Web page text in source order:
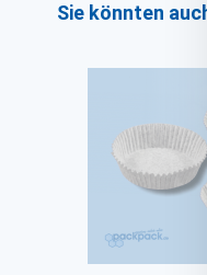
Sie könnten